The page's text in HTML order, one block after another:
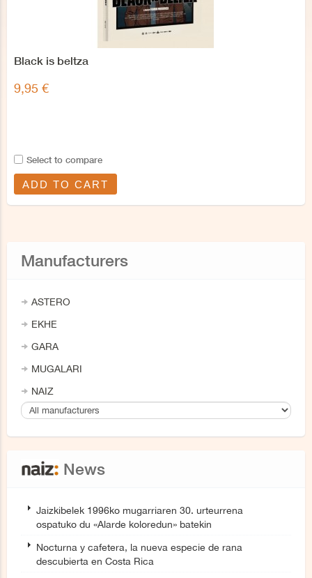
Black is beltza
9,95 €
Select to compare
ADD TO CART
Manufacturers
ASTERO
EKHE
GARA
MUGALARI
NAIZ
News
Jaizkibelek 1996ko mugarriaren 30. urteurrena
ospatuko du «Alarde koloredun» batekin
Nocturna y cafetera, la nueva especie de rana
descubierta en Costa Rica